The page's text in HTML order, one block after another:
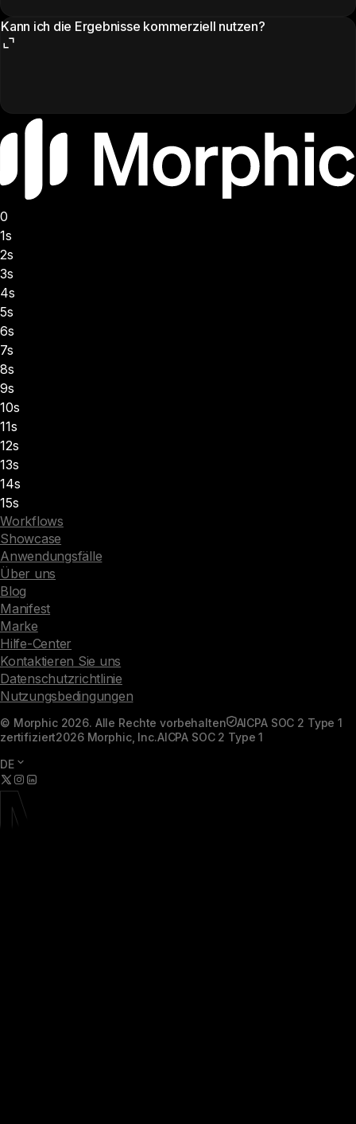
Kann ich die Ergebnisse kommerziell nutzen?
0
1s
2s
3s
4s
5s
6s
7s
8s
9s
10s
11s
12s
13s
14s
15s
Workflows
Showcase
Anwendungsfälle
Über uns
Blog
Manifest
Marke
Hilfe-Center
Kontaktieren Sie uns
Datenschutzrichtlinie
Nutzungsbedingungen
© Morphic 2026. Alle Rechte vorbehalten
AICPA SOC 2 Type 1
zertifiziert2026 Morphic, Inc.AICPA SOC 2 Type 1
DE